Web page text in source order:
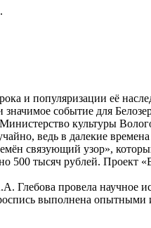
и популяризации её
событие для
культуры
ведь в далекие времена
связующий узор»,
500 тысяч рублей.
Глебова провела научное
выполнена